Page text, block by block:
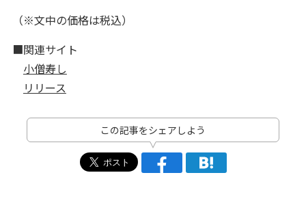
（※文中の価格は税込）
■関連サイト
小僧寿し
リリース
この記事をシェアしよう